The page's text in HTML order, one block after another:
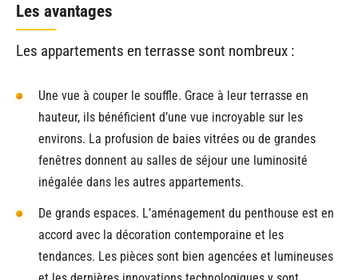
Les avantages
Les appartements en terrasse sont nombreux :
Une vue à couper le souffle. Grace à leur terrasse en
hauteur, ils bénéficient d’une vue incroyable sur les
environs. La profusion de baies vitrées ou de grandes
fenêtres donnent au salles de séjour une luminosité
inégalée dans les autres appartements.
De grands espaces. L’aménagement du penthouse est en
accord avec la décoration contemporaine et les
tendances. Les pièces sont bien agencées et lumineuses